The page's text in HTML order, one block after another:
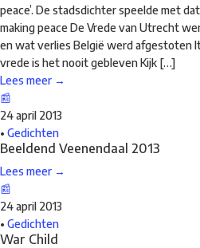
peace’. De stadsdichter speelde met
making peace De Vrede van Utrecht
en wat verlies België werd afgestoten
vrede is het nooit gebleven Kijk […]
Lees meer →
📰
24 april 2013
• Gedichten
Beeldend Veenendaal 2013
Lees meer →
📰
24 april 2013
• Gedichten
War Child